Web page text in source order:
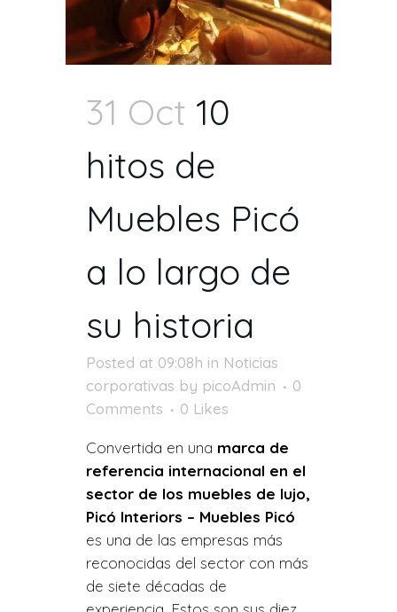
31 Oct 10
hitos de
Muebles Picó
a lo largo de
su historia
Posted at 09:08h in Noticias
corporativas by picoAdmin
0
Comments
0 Likes
Convertida en una marca de
referencia internacional en el
sector de los muebles de lujo,
Picó Interiors – Muebles Picó
es una de las empresas más
reconocidas del sector con más
de siete décadas de